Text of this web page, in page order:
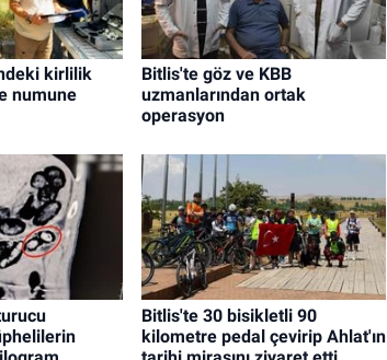
kirlilik
numune
Bitlis'te göz ve KBB
uzmanlarından ortak
operasyon
Bitlis'te 30 bisikletli 90
kilometre pedal çevirip Ahlat'ın